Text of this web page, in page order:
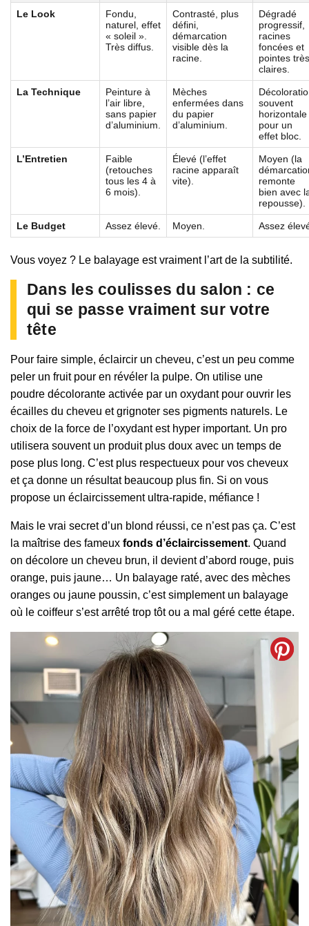
Le Look
Fondu,
naturel, effet
« soleil ».
Très diffus.
Contrasté, plus
défini,
démarcation
visible dès la
racine.
Dégradé
progressif,
racines
foncées et
pointes très
claires.
La Technique
Peinture à
l’air libre,
sans papier
d’aluminium.
Mèches
enfermées dans
du papier
d’aluminium.
souvent
horizontale
pour un
effet bloc.
L’Entretien
Faible
(retouches
tous les 4 à
6 mois).
Élevé (l’effet
racine apparaît
vite).
Moyen (la
remonte
bien avec
repousse).
Le Budget Assez élevé. Moyen. Assez
Vous voyez ? Le balayage est vraiment l’art de la subtilité.
Dans les coulisses du salon : ce
qui se passe vraiment sur votre
tête
Pour faire simple, éclaircir un cheveu, c’est un peu comme
peler un fruit pour en révéler la pulpe. On utilise une
poudre décolorante activée par un oxydant pour ouvrir les
écailles du cheveu et grignoter ses pigments naturels. Le
choix de la force de l’oxydant est hyper important. Un pro
utilisera souvent un produit plus doux avec un temps de
pose plus long. C’est plus respectueux pour vos cheveux
et ça donne un résultat beaucoup plus fin. Si on vous
propose un éclaircissement ultra-rapide, méfiance !
Mais le vrai secret d’un blond réussi, ce n’est pas ça. C’est
la maîtrise des fameux fonds d’éclaircissement. Quand
on décolore un cheveu brun, il devient d’abord rouge, puis
orange, puis jaune… Un balayage raté, avec des mèches
oranges ou jaune poussin, c’est simplement un balayage
où le coiffeur s’est arrêté trop tôt ou a mal géré cette étape.